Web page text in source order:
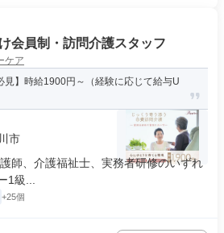
会員制・訪問介護スタッフ
ケア
見】時給1900円～（経験に応じて給与U
市
師、介護福祉士、実務者研修のいずれ
1級...
+25個